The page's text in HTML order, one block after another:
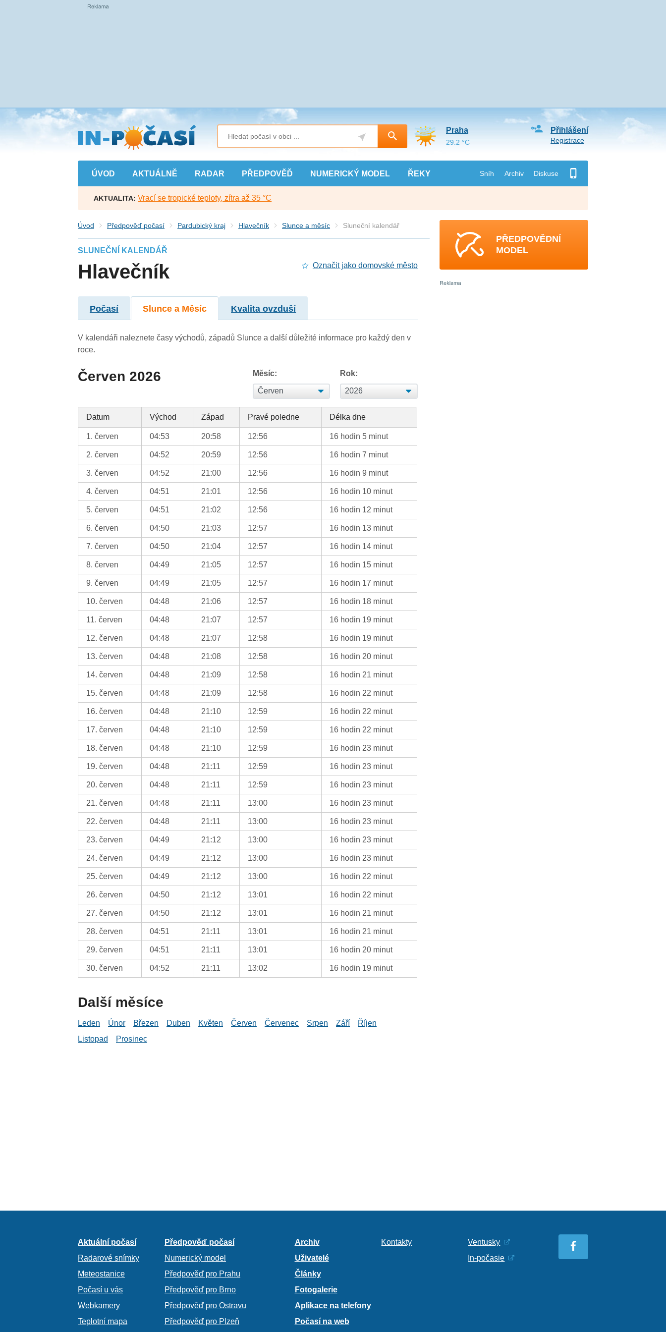
Přejít
na
hlavní
obsah
ÚVOD AKTUÁLNĚ RADAR PŘEDPOVĚĎ NUMERICKÝ MODEL ŘEKY Sníh Archiv Diskuse
Přihlášení
Registrace
Praha
29.2 °C
AKTUALITA: Vrací se tropické teploty, zítra až 35 °C
Úvod Předpověď počasí Pardubický kraj Hlavečník Slunce a měsíc Sluneční kalendář
SLUNEČNÍ KALENDÁŘ
Hlavečník Označit jako domovské město
Počasí Slunce a Měsíc Kvalita ovzduší
V kalendáři naleznete časy východů, západů Slunce a další důležité informace pro každý den v
roce.
Červen 2026 Měsíc: Rok:
Datum Východ Západ Pravé poledne Délka dne
1. červen 04:53 20:58 12:56 16 hodin 5 minut
2. červen 04:52 20:59 12:56 16 hodin 7 minut
3. červen 04:52 21:00 12:56 16 hodin 9 minut
4. červen 04:51 21:01 12:56 16 hodin 10 minut
5. červen 04:51 21:02 12:56 16 hodin 12 minut
6. červen 04:50 21:03 12:57 16 hodin 13 minut
7. červen 04:50 21:04 12:57 16 hodin 14 minut
8. červen 04:49 21:05 12:57 16 hodin 15 minut
9. červen 04:49 21:05 12:57 16 hodin 17 minut
10. červen 04:48 21:06 12:57 16 hodin 18 minut
11. červen 04:48 21:07 12:57 16 hodin 19 minut
12. červen 04:48 21:07 12:58 16 hodin 19 minut
13. červen 04:48 21:08 12:58 16 hodin 20 minut
14. červen 04:48 21:09 12:58 16 hodin 21 minut
15. červen 04:48 21:09 12:58 16 hodin 22 minut
16. červen 04:48 21:10 12:59 16 hodin 22 minut
17. červen 04:48 21:10 12:59 16 hodin 22 minut
18. červen 04:48 21:10 12:59 16 hodin 23 minut
19. červen 04:48 21:11 12:59 16 hodin 23 minut
20. červen 04:48 21:11 12:59 16 hodin 23 minut
21. červen 04:48 21:11 13:00 16 hodin 23 minut
22. červen 04:48 21:11 13:00 16 hodin 23 minut
23. červen 04:49 21:12 13:00 16 hodin 23 minut
24. červen 04:49 21:12 13:00 16 hodin 23 minut
25. červen 04:49 21:12 13:00 16 hodin 22 minut
26. červen 04:50 21:12 13:01 16 hodin 22 minut
27. červen 04:50 21:12 13:01 16 hodin 21 minut
28. červen 04:51 21:11 13:01 16 hodin 21 minut
29. červen 04:51 21:11 13:01 16 hodin 20 minut
30. červen 04:52 21:11 13:02 16 hodin 19 minut
Další měsíce
Leden Únor Březen Duben Květen Červen Červenec Srpen Září
Říjen
Listopad
Prosinec
PŘEDPOVĚDNÍ
MODEL
Aktuální počasí
Radarové snímky
Meteostanice
Počasí u vás
Webkamery
Teplotní mapa
Předpověď počasí
Numerický model
Předpověď pro Prahu
Předpověď pro Brno
Předpověď pro Ostravu
Předpověď pro Plzeň
Archiv
Uživatelé
Články
Fotogalerie
Aplikace na telefony
Počasí na web
Kontakty
Ventusky
In-počasie